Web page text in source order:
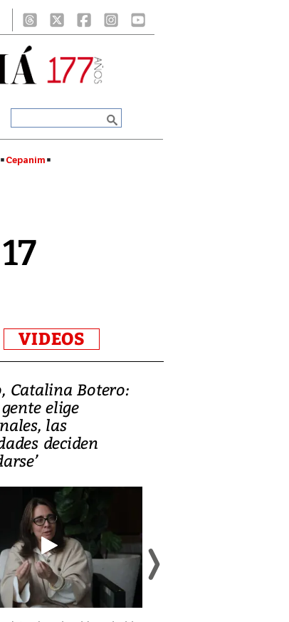
Cepanim
VIDEOS
Catalina Botero:
elige
las
deciden